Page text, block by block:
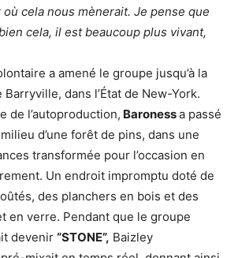
cela nous mènerait. Je pense que
cela, il est beaucoup plus vivant,
a amené le groupe jusqu’à la
dans l’État de New-York.
de l’autoproduction, Baronessa passé
d’une forêt de pins, dans une
transformée pour l’occasion en
Un endroit impromptu doté de
des planchers en bois et des
en verre. Pendant que le groupe
devenir “STONE”, Baizley